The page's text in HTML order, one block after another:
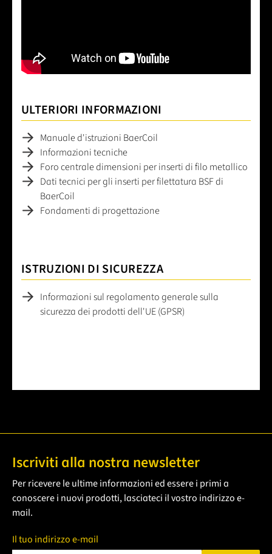
ULTERIORI INFORMAZIONI
Manuale d'istruzioni BaerCoil
Informazioni tecniche
Foro centrale dimensioni per inserti di filo metallico
Dati tecnici per gli inserti per filettatura BSF di
BaerCoil
Fondamenti di progettazione
ISTRUZIONI DI SICUREZZA
Informazioni sul regolamento generale sulla
sicurezza dei prodotti dell'UE (GPSR)
Iscriviti alla nostra newsletter
Per ricevere le ultime informazioni ed essere i primi a
conoscere i nuovi prodotti, lasciateci il vostro indirizzo e-
mail.
Il tuo indirizzo e-mail